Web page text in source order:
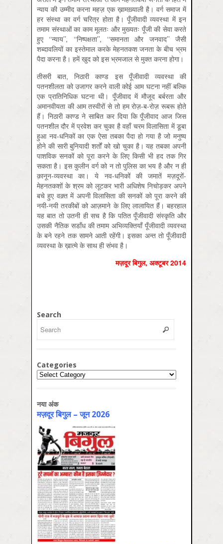
न्याय की उम्मीद करना महज़ एक ख़ामख़्याली है। वर्ग समाज में
हर संस्था का वर्ग चरित्र होता है। पूँजीवादी व्यवस्था में इन
तमाम संस्थाओं का काम मूलतः और मुख्यतः पूँजी की सेवा करते
हुए ‘‘न्याय’’, ‘‘निष्पक्षता’’, ‘‘समानता और जनवाद’’ जैसी
शब्दावलियों का इस्तेमाल करके मेहनतकश जनता के बीच भ्रम
पैदा करना है। हमें खुद को इस भ्रमजाल से मुक्त करना होगा।
तीसरी बात, निठारी काण्ड इस पूँजीवादी व्यवस्था की
पतनशीलता को उजागर करने वाली कोई आम घटना नहीं बल्कि
एक प्रातिनिधिक घटना थी। पूँजीवाद में मौजूद बर्बरता और
अमानवीयता की आम तस्वीरों से तो हम रोज़-ब-रोज़ रूबरू होते
हैं। निठारी काण्ड ने साबित कर दिया कि पूँजीवाद आज जिस
पतनशील दौर में प्रवेश कर चुका है वहाँ चरम विलासिता में डूबा
हुआ नव-धनिकों का एक ऐसा तबका पैदा हो गया है जो मनुष्य
होने की सारी बुनियादी शर्तों को खो चुका है। यह तबका अपनी
पाशविक सनकों को पूरा करने के लिए किसी भी हद तक गिर
सकता है। इस कुलीन वर्ग को न तो पुलिस का भय है और न ही
क़ानून-व्यवस्था का। ये नव-धनिकों की जमातें मज़दूरों-
मेहनतकशों के श्रम को लूटकर भारी अधिशेष निचोड़कर अपने
बचे हुए वक़्त में अपनी विलासिता की सनकों को पूरा करने की
नयी-नयी तरकीबों को आज़माने के लिए लालायित हैं। बहरहाल
यह बात तो उतनी ही सच है कि पतित पूँजीवादी संस्कृति और
उसकी नैतिक सडाँध की तमाम अभिव्यक्तियाँ पूँजीवादी व्यवस्था
के बने रहने तक सामने आती रहेंगी। इसका अन्त तो पूँजीवादी
व्यवस्था के ख़ात्मे के साथ ही संभव है।
मज़दूर बिगुल, अक्‍टूबर2014
Search
Categories
Categories
नया अंक
मज़दूर बिगुल – जून 2026